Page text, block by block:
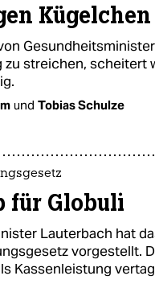
zu streichen, scheitert
und Tobias Schulze
für Globuli
Lauterbach hat
vorgestellt.
Kassenleistung